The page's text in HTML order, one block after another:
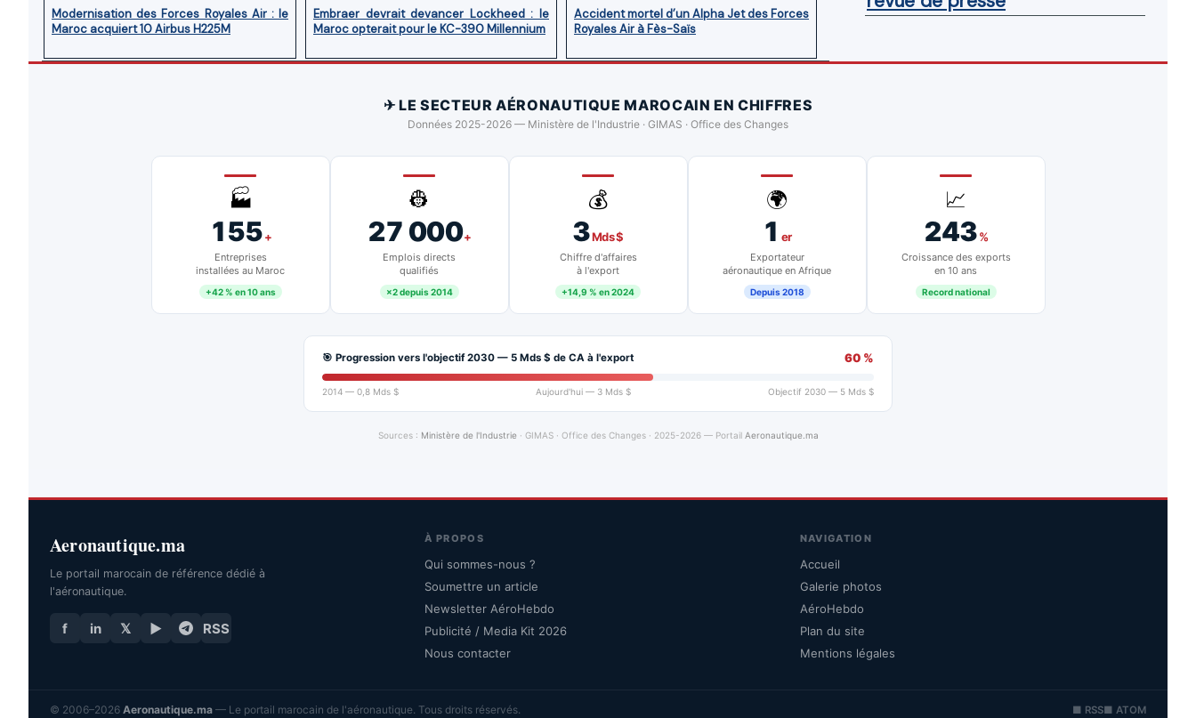
Modernisation des Forces Royales Air : le
Maroc acquiert 10 Airbus H225M
Embraer devrait devancer Lockheed : le
Maroc opterait pour le KC-390 Millennium
Accident mortel d’un Alpha Jet des Forces
Royales Air à Fès-Saïs
✈ LE SECTEUR AÉRONAUTIQUE MAROCAIN EN CHIFFRES
Données 2025-2026 — Ministère de l'Industrie · GIMAS · Office des Changes
🏭
155+
Entreprises
installées au Maroc
+42 % en 10 ans
👷
27 000+
Emplois directs
qualifiés
×2 depuis 2014
💰
3Mds $
Chiffre d'affaires
à l'export
+14,9 % en 2024
🌍
1 er
Exportateur
aéronautique en Afrique
Depuis 2018
📈
243%
Croissance des exports
en 10 ans
Record national
🎯 Progression vers l'objectif 2030 — 5 Mds $ de CA à l'export 60 %
2014 — 0,8 Mds $ Aujourd'hui — 3 Mds $ Objectif 2030 — 5 Mds $
Sources : Ministère de l'Industrie · GIMAS · Office des Changes · 2025-2026 — Portail Aeronautique.ma
Aeronautique.ma
Le portail marocain de référence dédié à
l'aéronautique.
f in 𝕏 ▶ RSS
À PROPOS
Qui sommes-nous ?
Soumettre un article
Newsletter AéroHebdo
Publicité / Media Kit 2026
Nous contacter
NAVIGATION
Accueil
Galerie photos
AéroHebdo
Plan du site
Mentions légales
© 2006–2026 Aeronautique.ma — Le portail marocain de l'aéronautique. Tous droits réservés. ■ RSS■ ATOM